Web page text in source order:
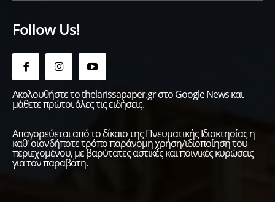
Follow Us!
Ακολουθήστε το thelarissapaper.gr στο Google News και
μάθετε πρώτοι όλες τις ειδήσεις.
Απαγορεύεται από το δίκαιο της Πνευματικής Ιδιοκτησίας η
καθ' οιονδήποτε τρόπο παράνομη χρήση/ιδιοποίηση του
περιεχομένου, με βαρύτατες αστικές και ποινικές κυρώσεις
για τον παραβάτη.